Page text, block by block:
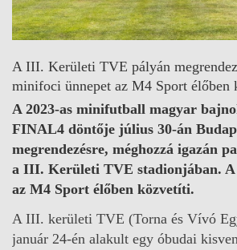
A III. Kerületi TVE pályán
minifoci ünnepet az M4 Sport élőben
A 2023-as minifutball magyar
FINAL4 döntője július 30-án
megrendezésre, méghozzá igazán
a III. Kerületi TVE stadionjában.
az M4 Sport élőben közvetíti.
A III. kerületi TVE (Torna és Vívó
január 24-én alakult egy óbudai